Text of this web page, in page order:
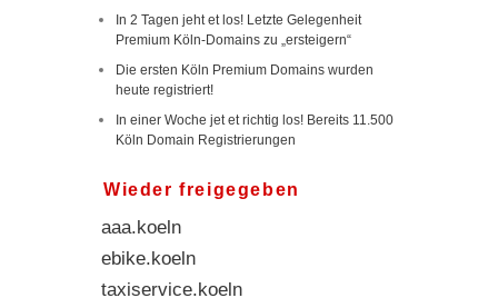
In 2 Tagen jeht et los! Letzte Gelegenheit
Premium Köln-Domains zu „ersteigern“
Die ersten Köln Premium Domains wurden
heute registriert!
In einer Woche jet et richtig los! Bereits 11.500
Köln Domain Registrierungen
Wieder freigegeben
aaa.koeln
ebike.koeln
taxiservice.koeln